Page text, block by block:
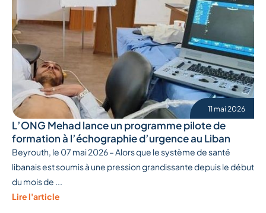
11 mai 2026
L’ONG Mehad lance un programme pilote de
formation à l’échographie d’urgence au Liban
Beyrouth, le 07 mai 2026 – Alors que le système de santé
libanais est soumis à une pression grandissante depuis le début
du mois de ...
Lire l'article